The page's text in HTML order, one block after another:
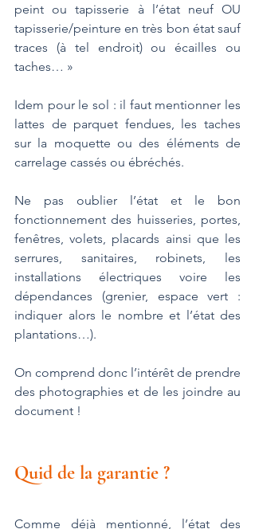
peint ou tapisserie à l’état neuf OU
tapisserie/peinture en très bon état sauf
traces (à tel endroit) ou écailles ou
taches… »
Idem pour le sol : il faut mentionner les
lattes de parquet fendues, les taches
sur la moquette ou des éléments de
carrelage cassés ou ébréchés.
Ne pas oublier l’état et le bon
fonctionnement des huisseries, portes,
fenêtres, volets, placards ainsi que les
serrures, sanitaires, robinets, les
installations électriques voire les
dépendances (grenier, espace vert :
indiquer alors le nombre et l’état des
plantations…).
On comprend donc l’intérêt de prendre
des photographies et de les joindre au
document !
Quid de la garantie ?
Comme déjà mentionné, l’état des